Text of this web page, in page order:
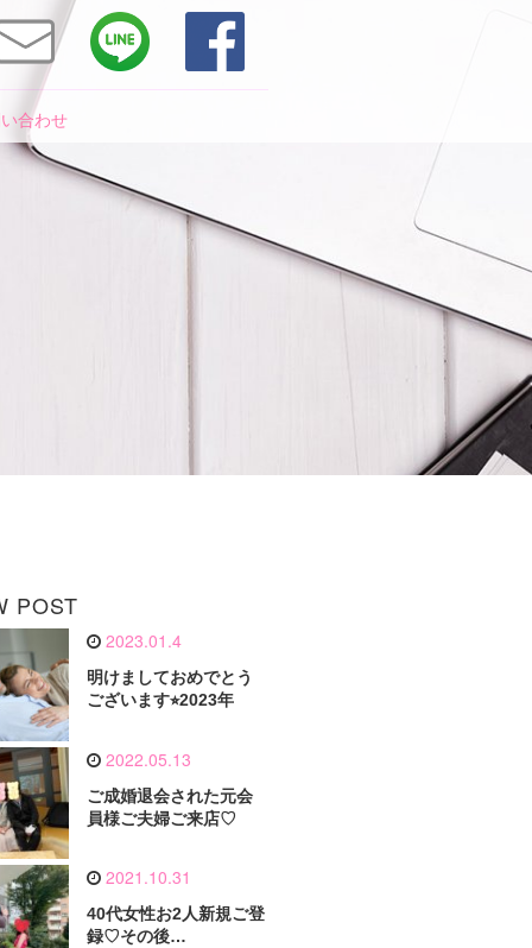
合わせ
POST
2023.01.4
明けましておめでとう
ございます⭐︎2023年
2022.05.13
ご成婚退会された元会
員様ご夫婦ご来店♡
2021.10.31
40代女性お2人新規ご登
録♡その後…